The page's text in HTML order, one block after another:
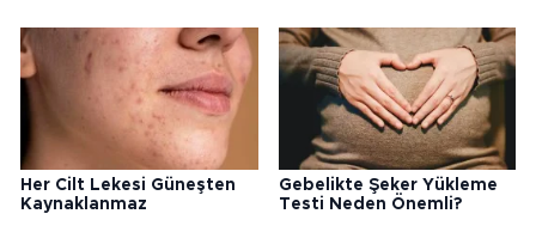
Her Cilt Lekesi Güneşten
Kaynaklanmaz
Gebelikte Şeker Yükleme
Testi Neden Önemli?